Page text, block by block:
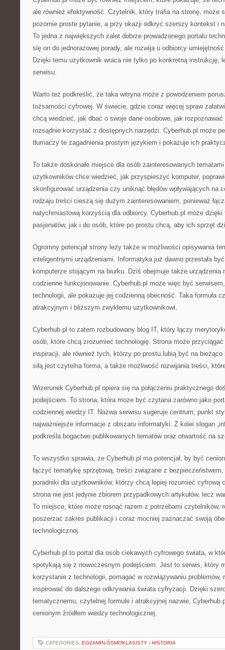
ale również efektywność. Czytelnik, który trafia na stronę, może
pozornie proste pytanie, a przy okazji odkryć szerszy kontekst i
To jedna z największych zalet dobrze prowadzonego portalu
się on do jednorazowej porady, ale rozwija u odbiorcy
Dzięki temu użytkownik wraca nie tylko po konkretną instrukcję,
serwisu.
Warto też podkreślić, że taka witryna może z powodzeniem
tożsamości cyfrowej. W świecie, gdzie coraz więcej spraw
chcą wiedzieć, jak dbać o swoje dane osobowe, jak rozpoznawać
rozsądnie korzystać z dostępnych narzędzi. Cyberhub.pl może
tłumaczy te zagadnienia prostym językiem i pokazuje ich
To także doskonałe miejsce dla osób zainteresowanych
użytkowników chce wiedzieć, jak przyspieszyć komputer,
skonfigurować urządzenia czy uniknąć błędów wpływających na
rodzaju treści cieszą się dużym zainteresowaniem, ponieważ
natychmiastową korzyścią dla odbiorcy. Cyberhub.pl może
pasjonatów, jak i do osób, które po prostu chcą, aby ich sprzęt
Ogromny potencjał strony leży także w możliwości opisywania
inteligentnymi urządzeniami. Informatyka już dawno przestała
komputerze stojącym na biurku. Dziś obejmuje także urządzenia
codzienne funkcjonowanie. Cyberhub.pl może więc być
technologii, ale pokazuje jej codzienną obecność. Taka formuła
atrakcyjnym i bliższym zwykłemu użytkownikowi.
Cyberhub.pl to zatem rozbudowany blog IT, który łączy
osób, które chcą zrozumieć technologię. Strona może
inspiracji, ale również tych, którzy po prostu lubią być na
siłą jest czytelna forma, a także możliwość rozwijania treści,
Wizerunek Cyberhub.pl opiera się na połączeniu praktycznego
podejściem. To strona, która może być czytana zarówno jako
codziennej wiedzy IT. Nazwa serwisu sugeruje centrum, punkt
najważniejsze informacje z obszaru informatyki. Z kolei slogan
podkreśla bogactwo publikowanych tematów oraz otwartość na
To wszystko sprawia, że Cyberhub.pl ma potencjał, by być
łączyć tematykę sprzętową, treści związane z
poradniki dla użytkowników, którzy chcą lepiej rozumieć cyfrową
strona nie jest jedynie zbiorem przypadkowych artykułów, lecz
To miejsce, które może rosnąć razem z potrzebami czytelników,
poszerzać zakres publikacji i coraz mocniej zaznaczać swoją
technologicznej.
Cyberhub.pl to portal dla osób ciekawych cyfrowego świata, w
spotykają się z nowoczesnym podejściem. Jest to serwis, który
korzystanie z technologii, pomagać w rozwiązywaniu problemów,
inspirować do dalszego odkrywania świata cyfryzacji. Dzięki
tematycznemu, czytelnej formule i atrakcyjnej nazwie,
cenionym źródłem wiedzy technologicznej.
CATEGORIES: EGZAMIN ÓSMOKLASISTY - HISTORIA